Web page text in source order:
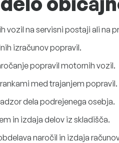
vozil na servisni postaji ali na
izračunov popravil.
popravil motornih vozil.
med trajanjem popravil.
dela podrejenega osebja.
in izdaja delov iz skladišča.
naročil in izdaja